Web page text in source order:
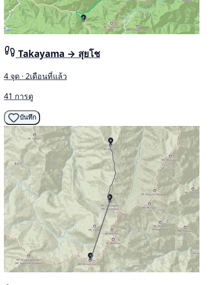
Takayama → สุยโช
4 จุด · 2เดือนที่แล้ว
41 การดู
บันทึก